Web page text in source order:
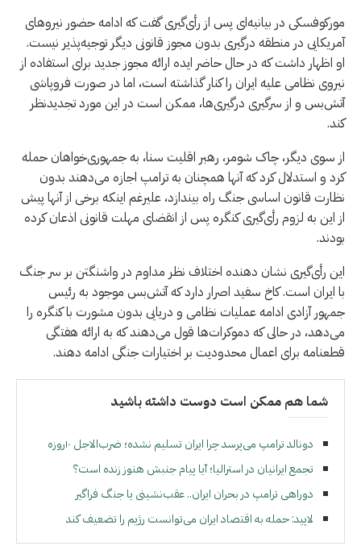
مورکوفسکی در بیانیه‌ای پس از رأی‌گیری گفت که ادامه حضور نیروهای
آمریکایی در منطقه درگیری بدون مجوز قانونی دیگر توجیه‌پذیر نیست.
او اظهار داشت که در حال حاضر ایده ارائه مجوز جدید برای استفاده از
نیروی نظامی علیه ایران را کنار گذاشته است، اما در صورت فروپاشی
آتش‌بس و از سرگیری درگیری‌ها، ممکن است در این مورد تجدیدنظر
کند.
از سوی دیگر، چاک شومر، رهبر اقلیت سنا، به جمهوری‌خواهان حمله
کرد و استدلال کرد که آنها همچنان به ترامپ اجازه می‌دهند بدون
نظارت قانون اساسی جنگ راه بیندازد، علیرغم اینکه برخی از آنها پیش
از این به لزوم رأی‌گیری کنگره پس از انقضای مهلت قانونی اذعان کرده
بودند.
این رأی‌گیری نشان دهنده اختلاف نظر مداوم در واشنگتن بر سر جنگ
با ایران است. کاخ سفید اصرار دارد که آتش‌بس موجود به رئیس
جمهور آزادی ادامه عملیات نظامی و دریایی بدون مشورت با کنگره را
می‌دهد، در حالی که دموکرات‌ها قول می‌دهند که به ارائه هفتگی
قطعنامه برای اعمال محدودیت بر اختیارات جنگی ادامه دهند.
شما هم ممکن است دوست داشته باشید
دونالد ترامپ می‌پرسد چرا ایران تسلیم نشده؛ ضرب‌الاجل ۱۰روزه
تجمع ایرانیان در استرالیا؛ آیا پیام جنبش هنوز زنده است؟
دوراهی ترامپ در بحران ایران.. عقب‌نشینی یا جنگ فراگیر
لاپید: حمله به اقتصاد ایران می‌توانست رژیم را تضعیف کند